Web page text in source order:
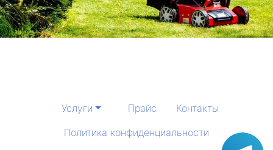
Услуги Прайс
Контакты
Политика конфиденциальности